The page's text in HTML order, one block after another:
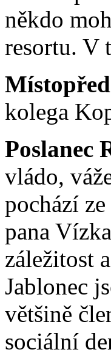
někdo
resortu. V
kolega
Poslanec
vládo,
pochází
pana
záležitost
Jablonec
většině
sociální